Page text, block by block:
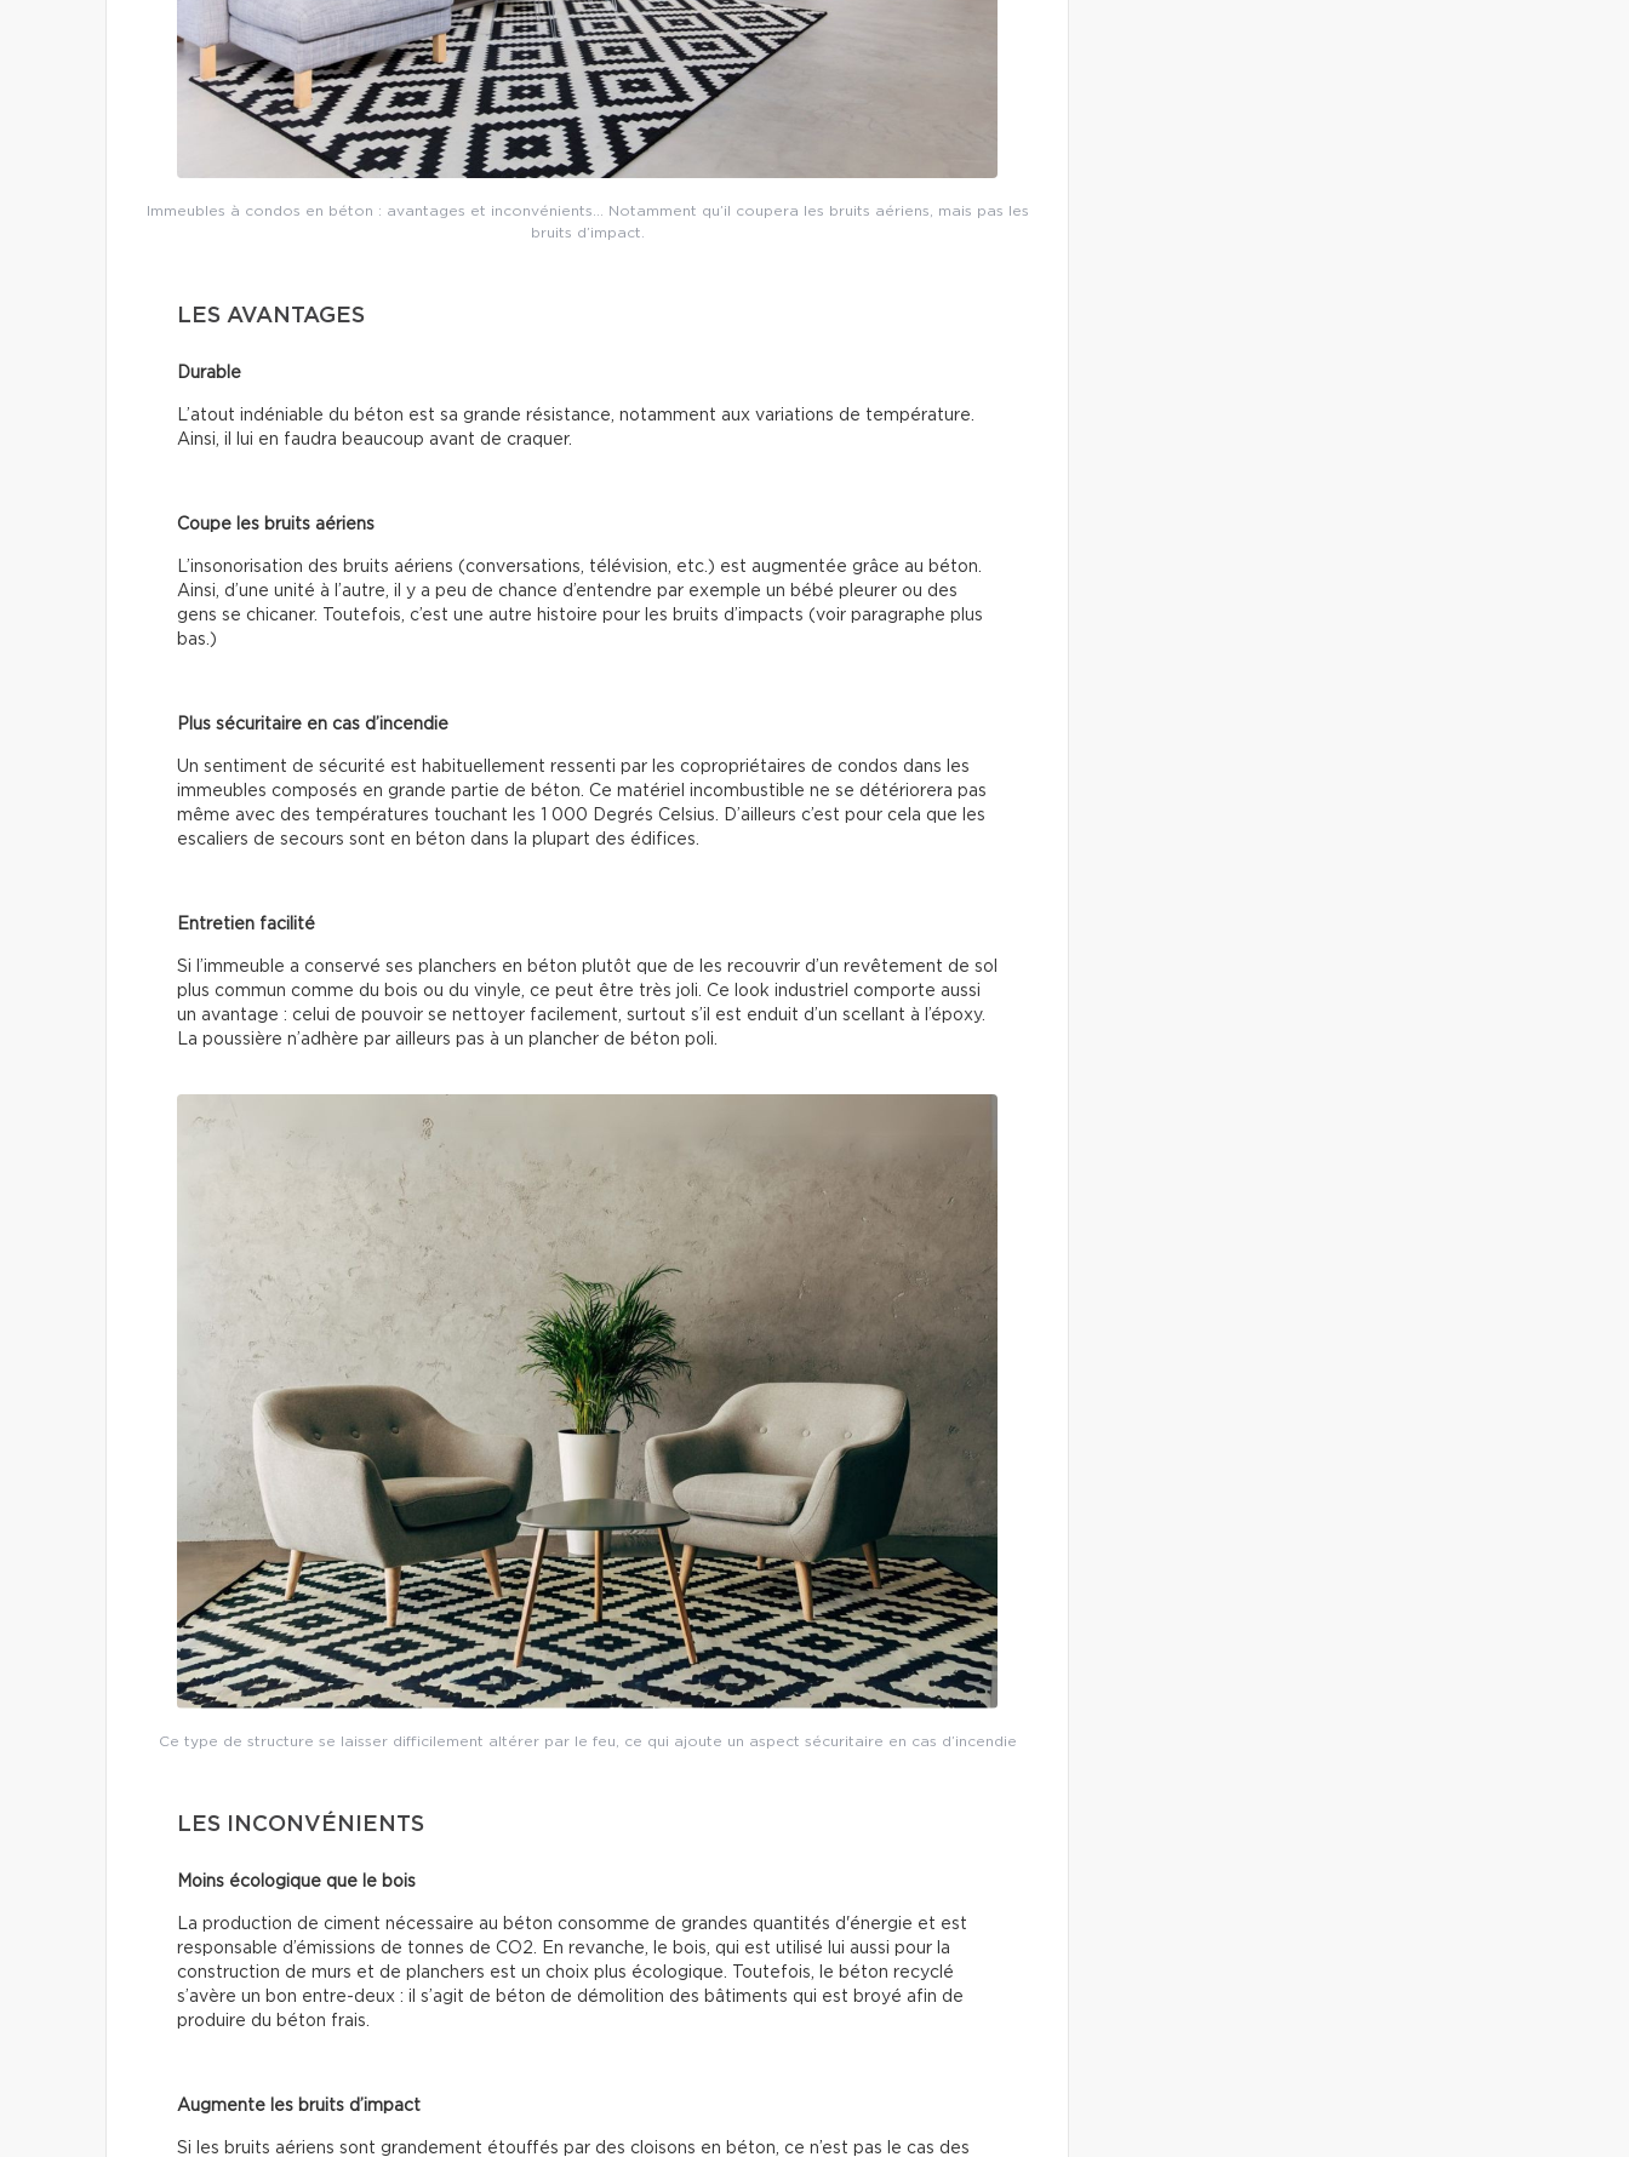
Immeubles à condos en béton : avantages et inconvénients… Notamment qu’il coupera les bruits aériens, mais pas les
bruits d’impact.
LES AVANTAGES
Durable
L’atout indéniable du béton est sa grande résistance, notamment aux variations de température.
Ainsi, il lui en faudra beaucoup avant de craquer.
Coupe les bruits aériens
L’insonorisation des bruits aériens (conversations, télévision, etc.) est augmentée grâce au béton.
Ainsi, d’une unité à l’autre, il y a peu de chance d’entendre par exemple un bébé pleurer ou des
gens se chicaner. Toutefois, c’est une autre histoire pour les bruits d’impacts (voir paragraphe plus
bas.)
Plus sécuritaire en cas d’incendie
Un sentiment de sécurité est habituellement ressenti par les copropriétaires de condos dans les
immeubles composés en grande partie de béton. Ce matériel incombustible ne se détériorera pas
même avec des températures touchant les 1 000 Degrés Celsius. D’ailleurs c’est pour cela que les
escaliers de secours sont en béton dans la plupart des édifices.
Entretien facilité
Si l’immeuble a conservé ses planchers en béton plutôt que de les recouvrir d’un revêtement de sol
plus commun comme du bois ou du vinyle, ce peut être très joli. Ce look industriel comporte aussi
un avantage : celui de pouvoir se nettoyer facilement, surtout s’il est enduit d’un scellant à l’époxy.
La poussière n’adhère par ailleurs pas à un plancher de béton poli.
Ce type de structure se laisser difficilement altérer par le feu, ce qui ajoute un aspect sécuritaire en cas d’incendie
LES INCONVÉNIENTS
Moins écologique que le bois
La production de ciment nécessaire au béton consomme de grandes quantités d'énergie et est
responsable d’émissions de tonnes de CO2. En revanche, le bois, qui est utilisé lui aussi pour la
construction de murs et de planchers est un choix plus écologique. Toutefois, le béton recyclé
s’avère un bon entre-deux : il s’agit de béton de démolition des bâtiments qui est broyé afin de
produire du béton frais.
Augmente les bruits d’impact
Si les bruits aériens sont grandement étouffés par des cloisons en béton, ce n’est pas le cas des